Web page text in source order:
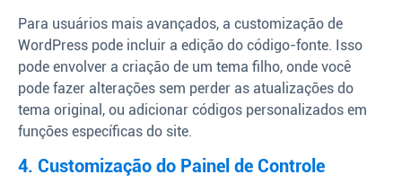
Para usuários mais avançados, a customização de
WordPress pode incluir a edição do código-fonte. Isso
pode envolver a criação de um tema filho, onde você
pode fazer alterações sem perder as atualizações do
tema original, ou adicionar códigos personalizados em
funções específicas do site.
4. Customização do Painel de Controle